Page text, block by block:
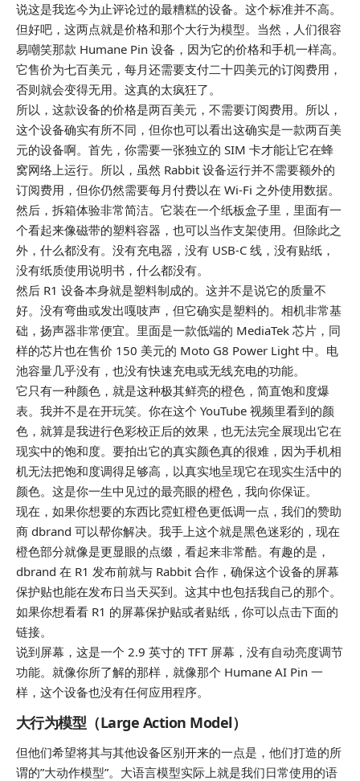
说这是我迄今为止评论过的最糟糕的设备。这个标准并不高。
但好吧，这两点就是价格和那个大行为模型。当然，人们很容
易嘲笑那款 Humane Pin 设备，因为它的价格和手机一样高。
它售价为七百美元，每月还需要支付二十四美元的订阅费用，
否则就会变得无用。这真的太疯狂了。
所以，这款设备的价格是两百美元，不需要订阅费用。所以，
这个设备确实有所不同，但你也可以看出这确实是一款两百美
元的设备啊。首先，你需要一张独立的 SIM 卡才能让它在蜂
窝网络上运行。所以，虽然 Rabbit 设备运行并不需要额外的
订阅费用，但你仍然需要每月付费以在 Wi-Fi 之外使用数据。
然后，拆箱体验非常简洁。它装在一个纸板盒子里，里面有一
个看起来像磁带的塑料容器，也可以当作支架使用。但除此之
外，什么都没有。没有充电器，没有 USB-C 线，没有贴纸，
没有纸质使用说明书，什么都没有。
然后 R1 设备本身就是塑料制成的。这并不是说它的质量不
好。没有弯曲或发出嘎吱声，但它确实是塑料的。相机非常基
础，扬声器非常便宜。里面是一款低端的 MediaTek 芯片，同
样的芯片也在售价 150 美元的 Moto G8 Power Light 中。电
池容量几乎没有，也没有快速充电或无线充电的功能。
它只有一种颜色，就是这种极其鲜亮的橙色，简直饱和度爆
表。我并不是在开玩笑。你在这个 YouTube 视频里看到的颜
色，就算是我进行色彩校正后的效果，也无法完全展现出它在
现实中的饱和度。要拍出它的真实颜色真的很难，因为手机相
机无法把饱和度调得足够高，以真实地呈现它在现实生活中的
颜色。这是你一生中见过的最亮眼的橙色，我向你保证。
现在，如果你想要的东西比霓虹橙色更低调一点，我们的赞助
商 dbrand 可以帮你解决。我手上这个就是黑色迷彩的，现在
橙色部分就像是更显眼的点缀，看起来非常酷。有趣的是，
dbrand 在 R1 发布前就与 Rabbit 合作，确保这个设备的屏幕
保护贴也能在发布日当天买到。这其中也包括我自己的那个。
如果你想看看 R1 的屏幕保护贴或者贴纸，你可以点击下面的
链接。
说到屏幕，这是一个 2.9 英寸的 TFT 屏幕，没有自动亮度调节
功能。就像你所了解的那样，就像那个 Humane AI Pin 一
样，这个设备也没有任何应用程序。
大行为模型（Large Action Model）
但他们希望将其与其他设备区别开来的一点是，他们打造的所
谓的”大动作模型”。大语言模型实际上就是我们日常使用的语